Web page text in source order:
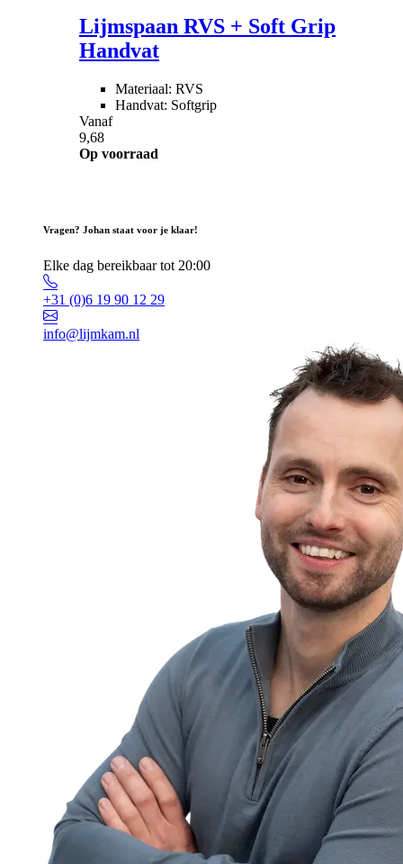
Lijmspaan RVS + Soft Grip
Handvat
Materiaal: RVS
Handvat: Softgrip
Vanaf
9,68
Op voorraad
Vragen? Johan staat voor je klaar!
Elke dag bereikbaar tot 20:00
+31 (0)6 19 90 12 29
info@lijmkam.nl